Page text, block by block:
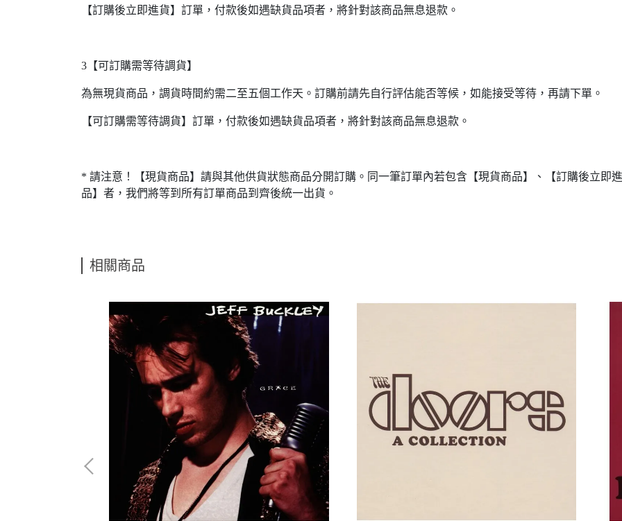
【訂購後立即進貨】訂單，付款後如遇缺貨品項者，將針對該商品無息退款。
3【可訂購需等待調貨】
為無現貨商品，調貨時間約需二至五個工作天。訂購前請先自行評估能否等候，如能接受等待，再請下單。
【可訂購需等待調貨】訂單，付款後如遇缺貨品項者，將針對該商品無息退款。
* 請注意！【現貨商品】請與其他供貨狀態商品分開訂購。同一筆訂單內若包含【現貨商品】、【訂購後立即
品】者，我們將等到所有訂單商品到齊後統一出貨。
相關商品